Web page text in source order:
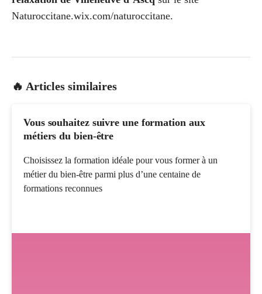
Naturoccitane.wix.com/naturoccitane.
🔥 Articles similaires
Vous souhaitez suivre une formation aux
métiers du bien-être
Choisissez la formation idéale pour vous former à un
métier du bien-être parmi plus d’une centaine de
formations reconnues